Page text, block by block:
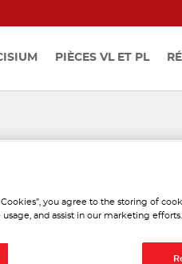
PIÈCES VL ET PL
you agree to the storing of
usage, and assist in our marketing efforts.